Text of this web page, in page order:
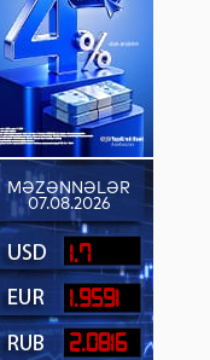
MƏZƏNNƏLƏR
07.08.2026
1.7
1.9591
2.0816